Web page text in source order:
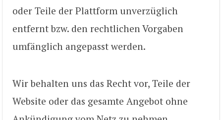
oder Teile der Plattform unverzüglich
entfernt bzw. den rechtlichen Vorgaben
umfänglich angepasst werden.
Wir behalten uns das Recht vor, Teile der
Website oder das gesamte Angebot ohne